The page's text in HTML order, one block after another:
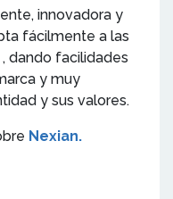
innovadora y
fácilmente a las
dando facilidades
y muy
y sus valores.
Nexian.